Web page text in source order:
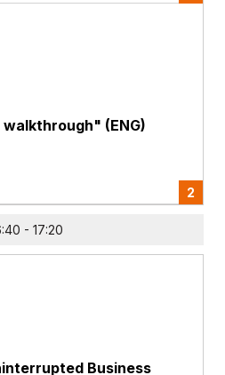
(ENG)
2
- 17:20
Business